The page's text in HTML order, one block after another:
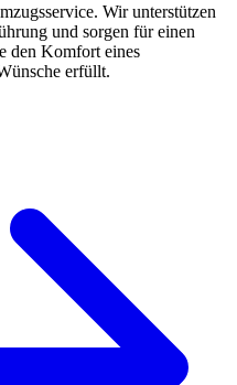
Wir unterstützen
und sorgen für einen
den Komfort eines
erfüllt.